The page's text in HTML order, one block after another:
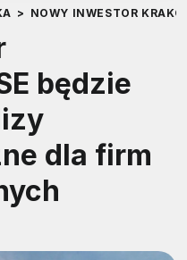
> NOWY INWESTOR
będzie
dla firm